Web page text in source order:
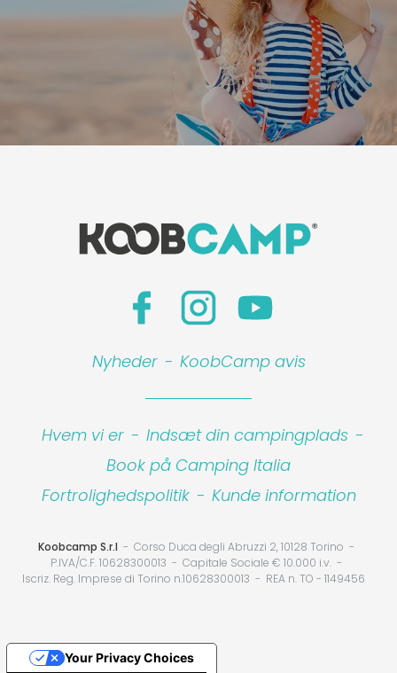
Nyheder - KoobCamp avis
Hvem vi er - Indsæt din campingplads -
Book på Camping Italia
Fortrolighedspolitik - Kunde information
Koobcamp S.r.l
Corso Duca degli Abruzzi 2, 10128 Torino
P.IVA/C.F. 10628300013
Capitale Sociale € 10.000 i.v.
Iscriz. Reg. Imprese di Torino n.10628300013
REA n. TO - 1149456
Your Privacy Choices